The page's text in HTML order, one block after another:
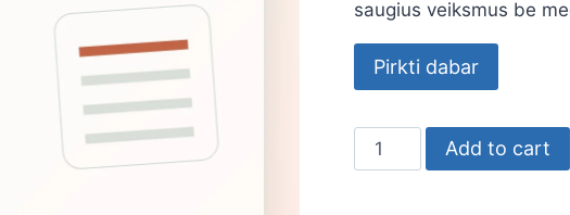
saugius veiksmus be
Pirkti dabar
Augalų
ligų
Add to cart